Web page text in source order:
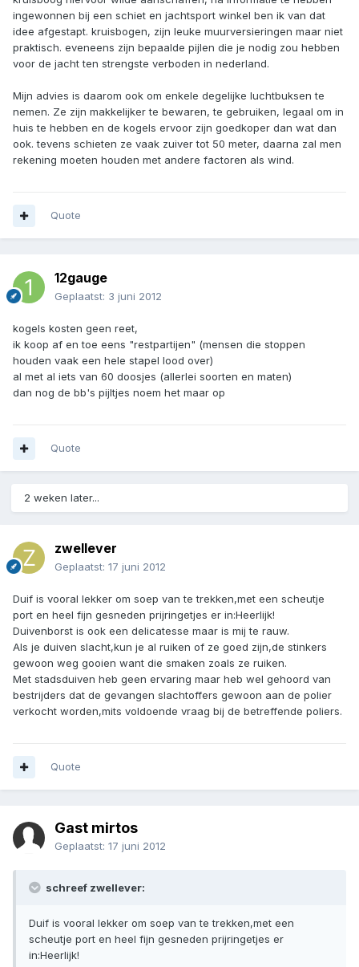
ingewonnen bij een schiet en jachtsport winkel ben ik van dat
idee afgestapt. kruisbogen, zijn leuke muurversieringen maar niet
praktisch. eveneens zijn bepaalde pijlen die je nodig zou hebben
voor de jacht ten strengste verboden in nederland.
Mijn advies is daarom ook om enkele degelijke luchtbuksen te
nemen. Ze zijn makkelijker te bewaren, te gebruiken, legaal om in
huis te hebben en de kogels ervoor zijn goedkoper dan wat dan
ook. tevens schieten ze vaak zuiver tot 50 meter, daarna zal men
rekening moeten houden met andere factoren als wind.
Quote
12gauge
Geplaatst: 3 juni 2012
kogels kosten geen reet,
ik koop af en toe eens "restpartijen" (mensen die stoppen
houden vaak een hele stapel lood over)
al met al iets van 60 doosjes (allerlei soorten en maten)
dan nog de bb's pijltjes noem het maar op
Quote
2 weken later...
zwellever
Geplaatst: 17 juni 2012
Duif is vooral lekker om soep van te trekken,met een scheutje
port en heel fijn gesneden prijringetjes er in:Heerlijk!
Duivenborst is ook een delicatesse maar is mij te rauw.
Als je duiven slacht,kun je al ruiken of ze goed zijn,de stinkers
gewoon weg gooien want die smaken zoals ze ruiken.
Met stadsduiven heb geen ervaring maar heb wel gehoord van
bestrijders dat de gevangen slachtoffers gewoon aan de polier
verkocht worden,mits voldoende vraag bij de betreffende poliers.
Quote
Gast mirtos
Geplaatst: 17 juni 2012
schreef zwellever:
Duif is vooral lekker om soep van te trekken,met een
scheutje port en heel fijn gesneden prijringetjes er
in:Heerlijk!